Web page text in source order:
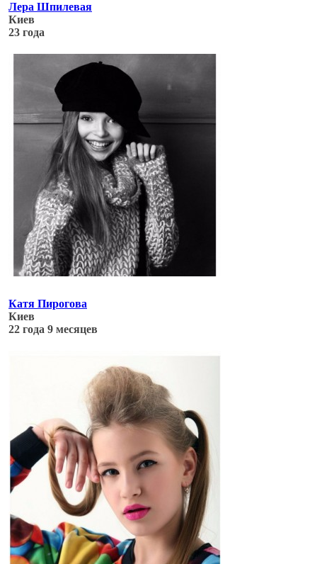
Обновлено: 05.07.17
Лера Шпилевая
Киев
23 года
Катя Пирогова
Киев
22 года 9 месяцев